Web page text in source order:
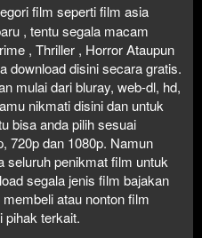
film seperti film asia
, tentu segala macam
, Thriller , Horror Ataupun
download disini secara gratis.
mulai dari bluray, web-dl, hd,
nikmati disini dan untuk
bisa anda pilih sesuai
720p dan 1080p. Namun
seluruh penikmat film untuk
segala jenis film bajakan
atau nonton film
pihak terkait.